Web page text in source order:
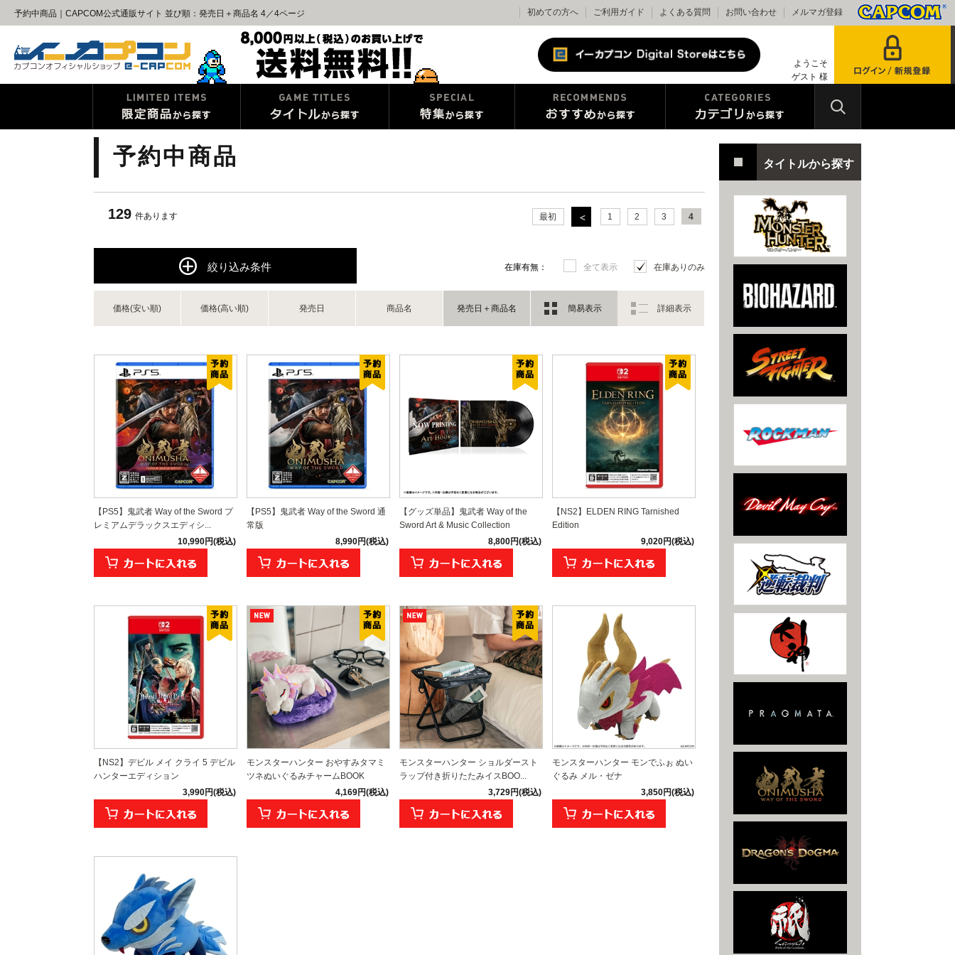
予約中商品｜CAPCOM公式通販サイト 並び順：発売日＋商品名 4／4ページ 初めての方へ ご利用ガイド よくある質問 お問い合わせ メルマガ登録
ようこそ
ゲスト 様
予約中商品
129 件あります 最初 1 2 3 4
絞り込み条件 在庫有無： 全て表示 在庫ありのみ
価格(安い順) 価格(高い順) 発売日 商品名 発売日＋商品名 簡易表示 詳細表示
【PS5】鬼武者 Way of the Sword プ
レミアムデラックスエディシ...
10,990円(税込)
【PS5】鬼武者 Way of the Sword 通
常版
8,990円(税込)
【グッズ単品】鬼武者 Way of the
Sword Art & Music Collection
8,800円(税込)
【NS2】ELDEN RING Tarnished
Edition
9,020円(税込)
【NS2】デビル メイ クライ 5 デビル
ハンターエディション
3,990円(税込)
モンスターハンター おやすみタマミ
ツネぬいぐるみチャームBOOK
4,169円(税込)
モンスターハンター ショルダースト
ラップ付き折りたたみイスBOO...
3,729円(税込)
モンスターハンター モンでふぉ ぬい
ぐるみ メル・ゼナ
3,850円(税込)
タイトルから探す